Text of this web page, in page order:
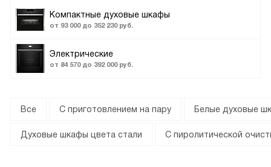
Компактные духовые шкафы
от 93 000 до 352 230 руб.
Электрические
от 84 570 до 392 000 руб.
Все С приготовлением на пару Белые духовые
Духовые шкафы цвета стали С пиролитической